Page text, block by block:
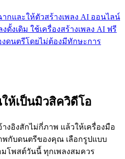
กและให้ตัวสร้างเพลง AI ออนไลน์
ดั้งเดิม ใช้เครื่องสร้างเพลง AI ฟรี
งดนตรีโดยไม่ต้องมีทักษะการ
ห้เป็นมิวสิควิดีโอ
งอิงสักไม่กี่ภาพ แล้วให้เครื่องมือ
พกับดนตรีของคุณ เลือกรูปแบบ
โพสต์วันนี้ ทุกเพลงสมควร